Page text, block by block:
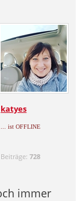
katyes
... ist OFFLINE
Beiträge:728
immer